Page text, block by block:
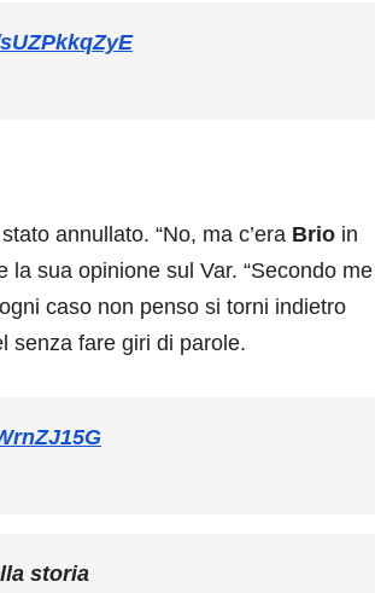
annullato. “No, ma c’era Brio in
sua opinione sul Var. “Secondo me
caso non penso si torni indietro
senza fare giri di parole.
storia